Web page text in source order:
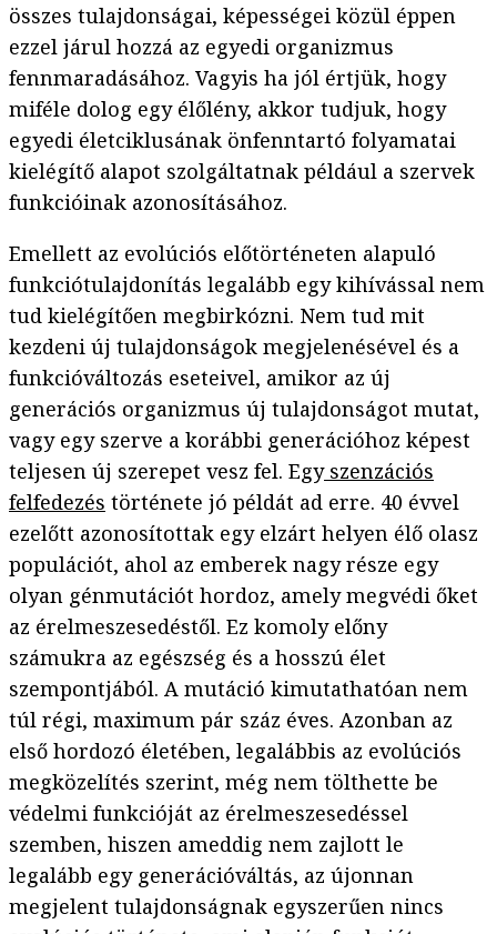
összes tulajdonságai, képességei közül éppen
ezzel járul hozzá az egyedi organizmus
fennmaradásához. Vagyis ha jól értjük, hogy
miféle dolog egy élőlény, akkor tudjuk, hogy
egyedi életciklusának önfenntartó folyamatai
kielégítő alapot szolgáltatnak például a szervek
funkcióinak azonosításához.
Emellett az evolúciós előtörténeten alapuló
funkciótulajdonítás legalább egy kihívással nem
tud kielégítően megbirkózni. Nem tud mit
kezdeni új tulajdonságok megjelenésével és a
funkcióváltozás eseteivel, amikor az új
generációs organizmus új tulajdonságot mutat,
vagy egy szerve a korábbi generációhoz képest
teljesen új szerepet vesz fel. Egyszenzációs
felfedezés története jó példát ad erre. 40 évvel
ezelőtt azonosítottak egy elzárt helyen élő olasz
populációt, ahol az emberek nagy része egy
olyan génmutációt hordoz, amely megvédi őket
az érelmeszesedéstől. Ez komoly előny
számukra az egészség és a hosszú élet
szempontjából. A mutáció kimutathatóan nem
túl régi, maximum pár száz éves. Azonban az
első hordozó életében, legalábbis az evolúciós
megközelítés szerint, még nem tölthette be
védelmi funkcióját az érelmeszesedéssel
szemben, hiszen ameddig nem zajlott le
legalább egy generációváltás, az újonnan
megjelent tulajdonságnak egyszerűen nincs